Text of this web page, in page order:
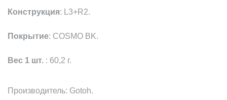
Конструкция: L3+R2.
Покрытие: COSMO BK.
Вес 1 шт. : 60,2 г.
Производитель: Gotoh.